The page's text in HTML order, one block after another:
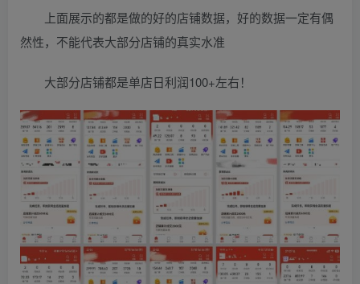
上面展示的都是做的好的店铺数据，好的数据一定有偶
然性，不能代表大部分店铺的真实水准
大部分店铺都是单店日利润100+左右！